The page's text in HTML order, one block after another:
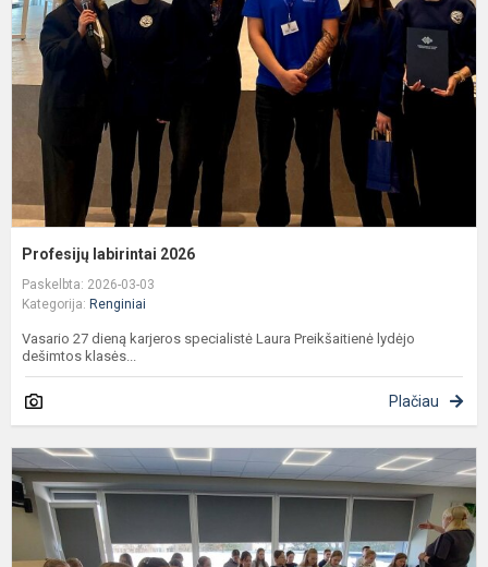
Profesijų labirintai 2026
Paskelbta: 2026-03-03
Kategorija: Renginiai
Vasario 27 dieną karjeros specialistė Laura Preikšaitienė lydėjo
dešimtos klasės...
Plačiau